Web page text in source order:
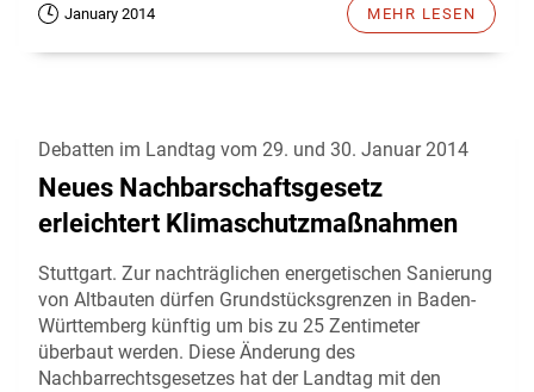
January 2014 MEHR LESEN
Debatten im Landtag vom 29. und 30. Januar 2014
Neues Nachbarschaftsgesetz
erleichtert Klimaschutzmaßnahmen
Stuttgart. Zur nachträglichen energetischen Sanierung
von Altbauten dürfen Grundstücksgrenzen in Baden-
Württemberg künftig um bis zu 25 Zentimeter
überbaut werden. Diese Änderung des
Nachbarrechtsgesetzes hat der Landtag mit den